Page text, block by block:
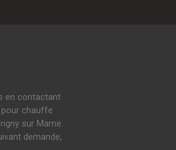
en contactant
chauffe
sur Marne.
demande,